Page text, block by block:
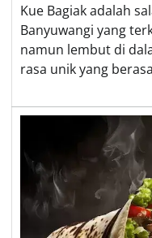
Kue Bagiak adalah
Banyuwangi yang
namun lembut di
rasa unik yang